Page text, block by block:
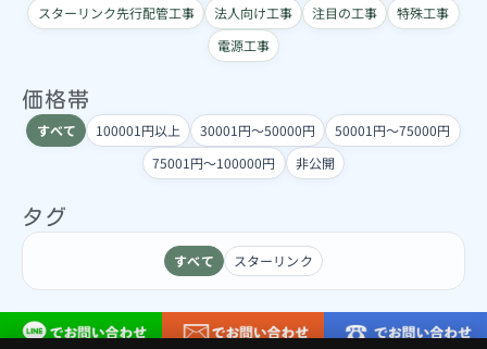
鎌倉市
福岡県 久留米市 茨城県 龍ケ崎市
長野県
南牧村 軽井沢町
スターリンク先行配管工事
法人向け工事 注目の工事
特殊工事
電源工事
価格帯
100001円以上 30001円～50000円
50001円～75000円
75001円～100000円
非公開
すべて
タグ
スターリンク
すべて